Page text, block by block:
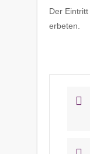
Der
erbeten.